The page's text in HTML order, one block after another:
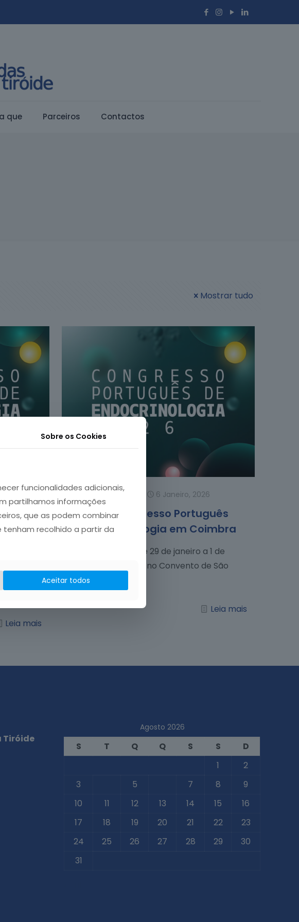
que Parceiros Contactos
Mostrar tudo
Leia mais
publicou em 6 Janeiro, 2026
ADTI no Congresso Português
de Endocrinologia em Coimbra
Evento decorre de 29 de janeiro a 1 de
fevereiro de 2026, no Convento de São
Francisco,
Leia mais
Tiróide
Agosto 2026
S T Q Q S S
D
1
2
3
5 7 8
9
10
11 12 13 14 15
16
17
18 19 20 21 22
23
24
25 26 27 28 29
30
31
Sobre os Cookies
funcionalidades adicionais,
partilhamos informações
que as podem combinar
recolhido a partir da
Aceitar todos